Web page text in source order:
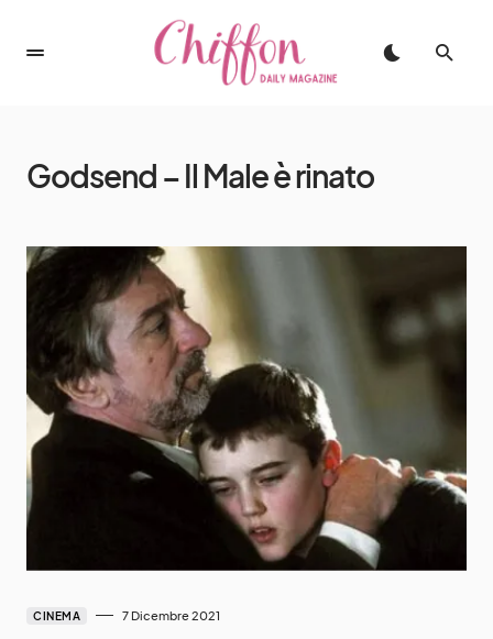
Godsend – Il Male è rinato
CINEMA 7 Dicembre 2021